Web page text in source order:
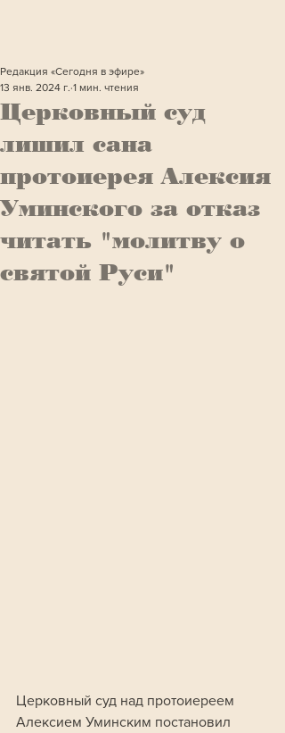
Церковный суд
лишил сана
протоиерея Алексия
Уминского за отказ
читать "молитву о
святой Руси"
Редакция «Сегодня в эфире»
13 янв. 2024 г. 1 мин. чтения
Церковный суд над протоиереем
Алексием Уминским постановил